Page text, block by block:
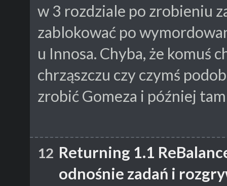
w 3 rozdziale po zrobieniu
zablokować po
u Innosa. Chyba, że komuś
chrząszczu czy czymś
zrobić Gomeza i później
12 Returning 1.1
odnośnie zadań i